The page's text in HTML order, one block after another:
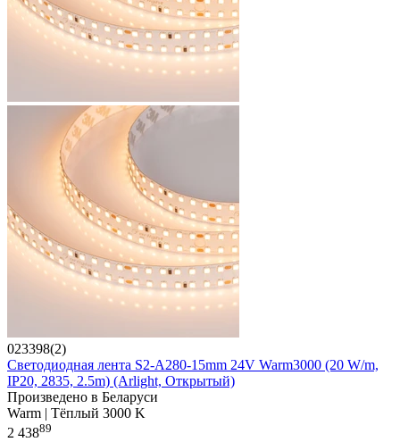
023398(2)
Светодиодная лента S2-A280-15mm 24V Warm3000 (20 W/m,
IP20, 2835, 2.5m) (Arlight, Открытый)
Произведено в Беларуси
Warm | Тёплый 3000 K
2 43889